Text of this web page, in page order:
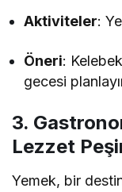
Aktiviteler:
Öneri:
gecesi
3.
Lezzet
Yemek, bir